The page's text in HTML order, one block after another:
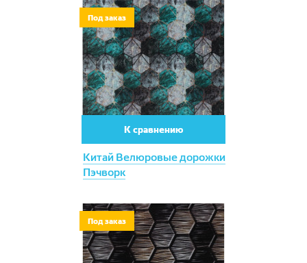
Китай Велюровые дорожки
Пэчворк
Под заказ
К сравнению
Под заказ